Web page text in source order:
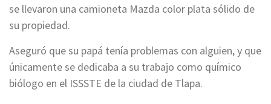
se llevaron una camioneta Mazda color plata sólido de
su propiedad.
Aseguró que su papá tenía problemas con alguien, y que
únicamente se dedicaba a su trabajo como químico
biólogo en el ISSSTE de la ciudad de Tlapa.